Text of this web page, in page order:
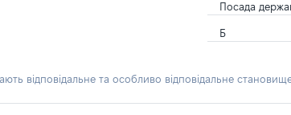
Посада
Б
відповідальне та особливо відповідальне